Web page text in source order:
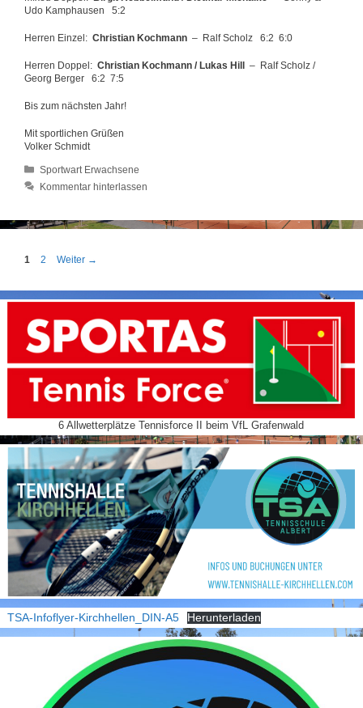
Udo Kamphausen 5:2
Herren Einzel: Christian Kochmann – Ralf Scholz 6:2 6:0
Herren Doppel: Christian Kochmann / Lukas Hill
– Ralf Scholz /
Georg Berger 6:2 7:5
Bis zum nächsten Jahr!
Mit sportlichen Grüßen
Volker Schmidt
Kategorien
Sportwart Erwachsene
Kommentar hinterlassen
Seite
1 Seite
2 Weiter →
6 Allwetterplätze Tennisforce II beim VfL Grafenwald
TSA-Infoflyer-Kirchhellen_DIN-A5 Herunterladen